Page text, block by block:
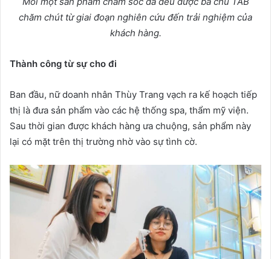
chăm chút từ giai đoạn nghiên cứu đến trải nghiệm của
khách hàng.
Thành công từ sự cho đi
Ban đầu, nữ doanh nhân Thùy Trang vạch ra kế hoạch tiếp
thị là đưa sản phẩm vào các hệ thống spa, thẩm mỹ viện.
Sau thời gian được khách hàng ưa chuộng, sản phẩm này
lại có mặt trên thị trường nhờ vào sự tình cờ.